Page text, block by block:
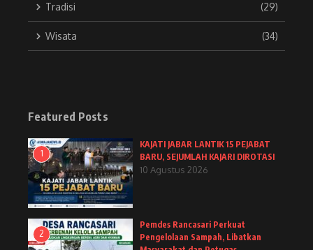
Tradisi (29)
Wisata (34)
Featured Posts
1
KAJATI JABAR LANTIK 15 PEJABAT
BARU, SEJUMLAH KAJARI DIROTASI
10 Agustus 2026
2
Pemdes Rancasari Perkuat
Pengelolaan Sampah, Libatkan